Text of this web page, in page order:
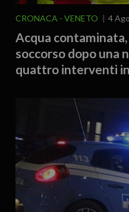
CRONACA VENETO 4
Acqua
soccorso dopo una
quattro interventi